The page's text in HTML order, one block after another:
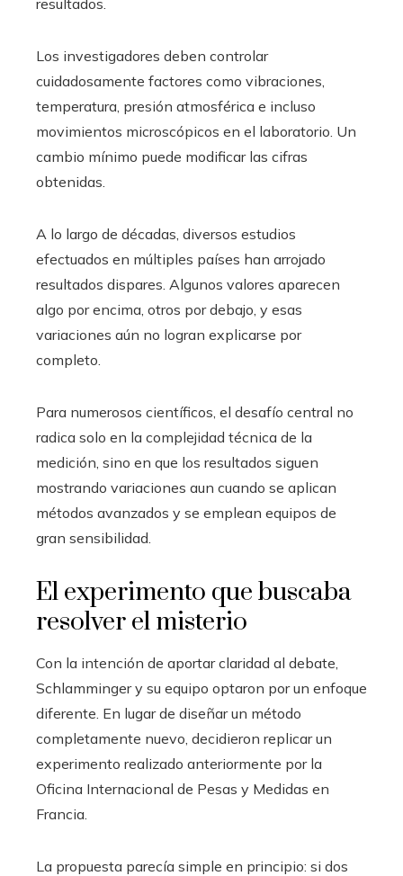
resultados.
Los investigadores deben controlar
cuidadosamente factores como vibraciones,
temperatura, presión atmosférica e incluso
movimientos microscópicos en el laboratorio. Un
cambio mínimo puede modificar las cifras
obtenidas.
A lo largo de décadas, diversos estudios
efectuados en múltiples países han arrojado
resultados dispares. Algunos valores aparecen
algo por encima, otros por debajo, y esas
variaciones aún no logran explicarse por
completo.
Para numerosos científicos, el desafío central no
radica solo en la complejidad técnica de la
medición, sino en que los resultados siguen
mostrando variaciones aun cuando se aplican
métodos avanzados y se emplean equipos de
gran sensibilidad.
El experimento que buscaba
resolver el misterio
Con la intención de aportar claridad al debate,
Schlamminger y su equipo optaron por un enfoque
diferente. En lugar de diseñar un método
completamente nuevo, decidieron replicar un
experimento realizado anteriormente por la
Oficina Internacional de Pesas y Medidas en
Francia.
La propuesta parecía simple en principio: si dos